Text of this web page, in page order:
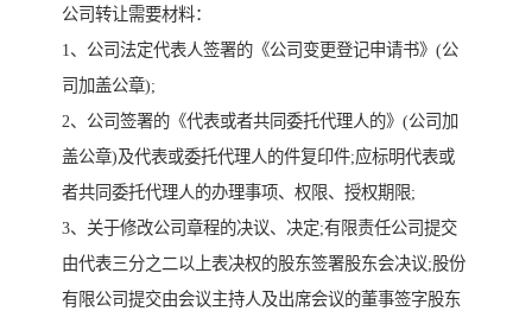
公司转让需要材料：
1、公司法定代表人签署的《公司变更登记申请书》(公
司加盖公章);
2、公司签署的《代表或者共同委托代理人的》(公司加
盖公章)及代表或委托代理人的件复印件;应标明代表或
者共同委托代理人的办理事项、权限、授权期限;
3、关于修改公司章程的决议、决定;有限责任公司提交
由代表三分之二以上表决权的股东签署股东会决议;股份
有限公司提交由会议主持人及出席会议的董事签字股东